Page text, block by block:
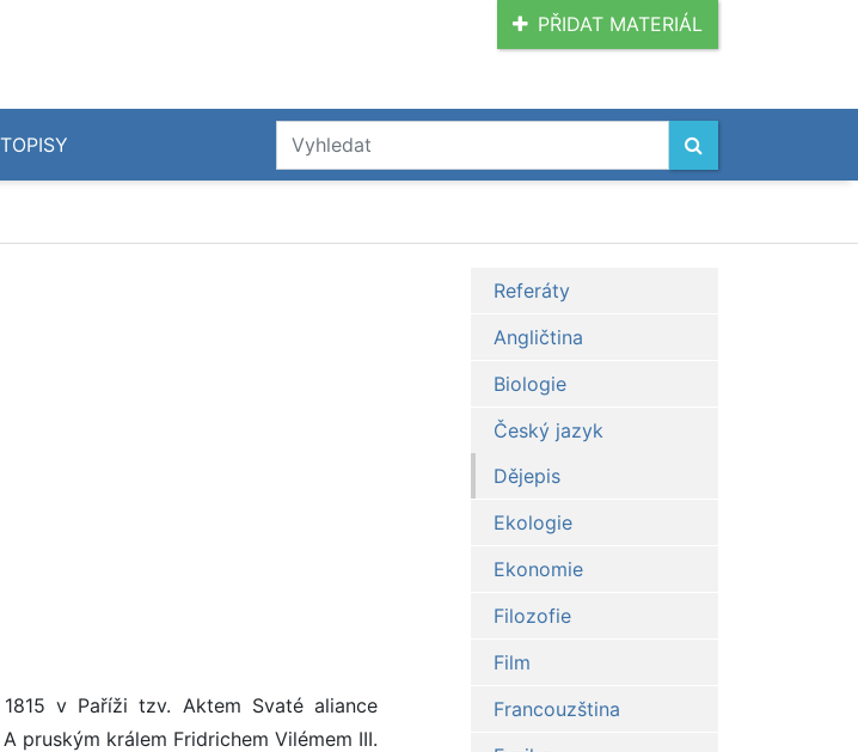
PŘIDAT MATERIÁL
v Paříži tzv. Aktem Svaté aliance
pruským králem Fridrichem Vilémem III.
Referáty
Angličtina
Biologie
Český jazyk
Dějepis
Ekologie
Ekonomie
Filozofie
Film
Francouzština